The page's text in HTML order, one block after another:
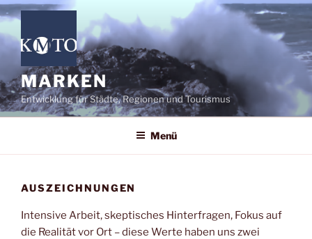
Zum
Inhalt
springen
MARKEN
Entwicklung für Städte, Regionen und Tourismus
Menü
AUSZEICHNUNGEN
Intensive Arbeit, skeptisches Hinterfragen, Fokus auf
die Realität vor Ort – diese Werte haben uns zwei